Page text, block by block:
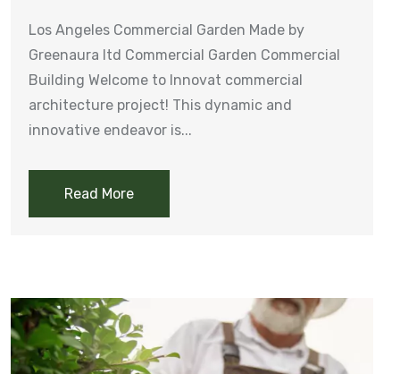
Los Angeles Commercial Garden Made by
Greenaura ltd Commercial Garden Commercial
Building Welcome to Innovat commercial
architecture project! This dynamic and
innovative endeavor is...
Read More